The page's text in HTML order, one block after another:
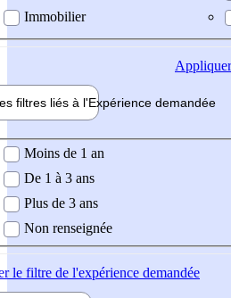
Immobilier
Appliquer
filtres liés à l'Expérience demandée
demandée
Moins de 1 an
De 1 à 3 ans
Plus de 3 ans
Non renseignée
le filtre de l'expérience demandée